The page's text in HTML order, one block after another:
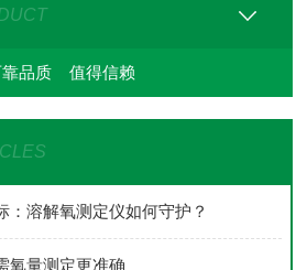
靠品质 值得信赖
：溶解氧测定仪如何守护？
氧量测定更准确